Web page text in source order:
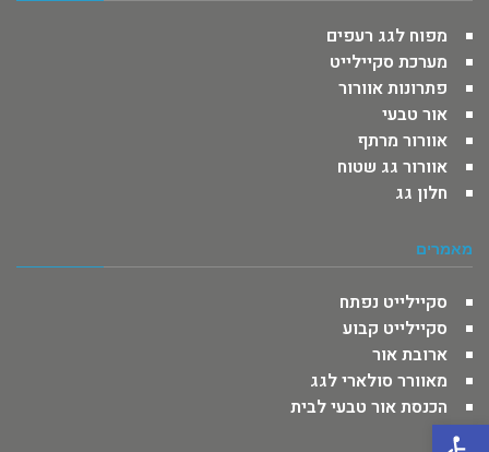
פתח סרגל נגישות
מפוח לגג רעפים
מערכת סקיילייט
פתרונות אוורור
אור טבעי
אוורור מרתף
אוורור גג שטוח
חלון גג
מאמרים
סקיילייט נפתח
סקיילייט קבוע
ארובת אור
מאוורר סולארי לגג
הכנסת אור טבעי לבית